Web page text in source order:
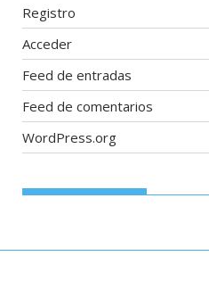
Registro
Acceder
Feed de entradas
Feed de comentarios
WordPress.org